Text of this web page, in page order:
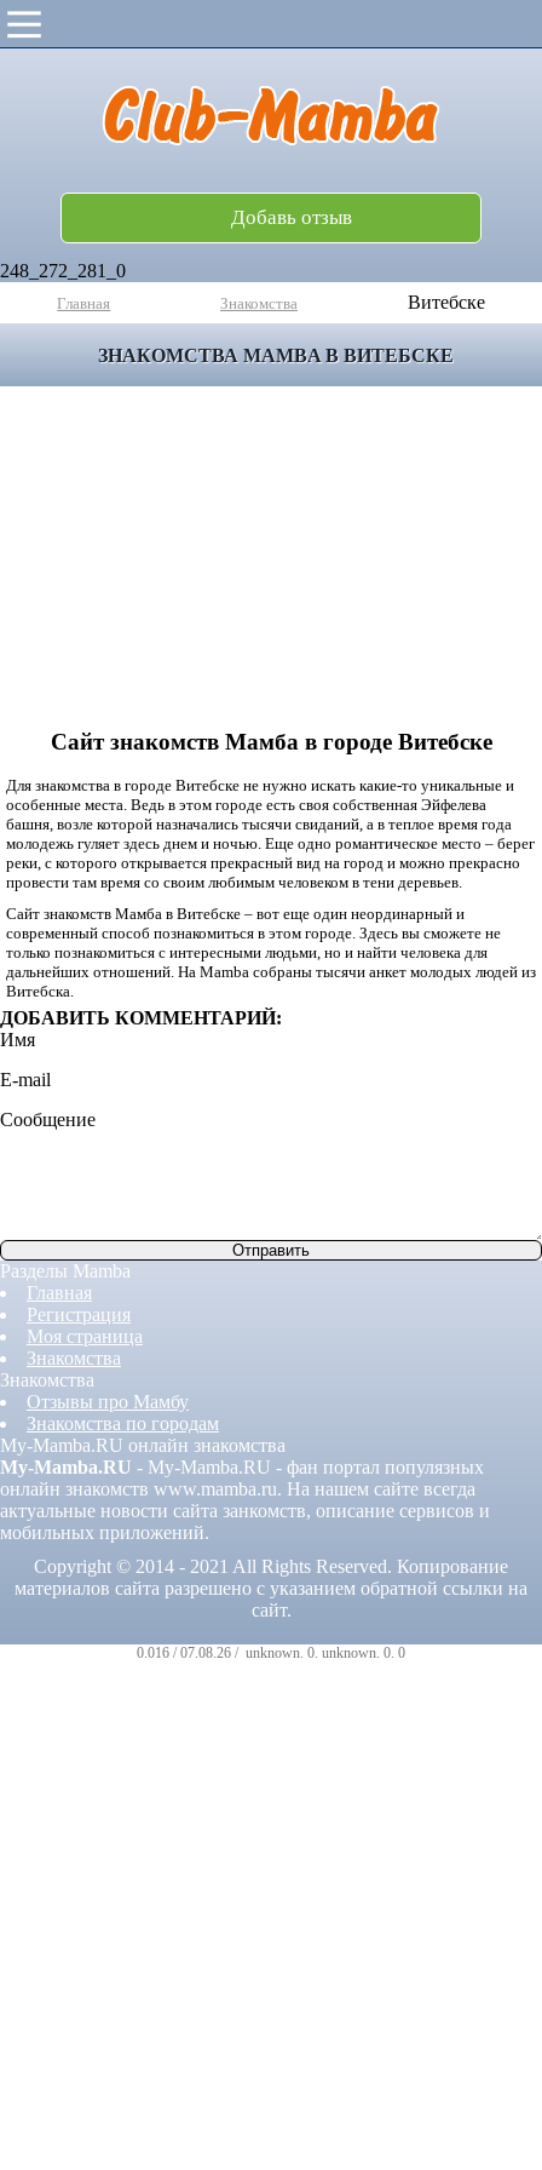
Добавь отзыв
248_272_281_0
Главная Знакомства Витебске
ЗНАКОМСТВА MAMBA В ВИТЕБСКЕ
Сайт знакомств Мамба в городе Витебске
Для знакомства в городе Витебске не нужно искать какие-то уникальные и
особенные места. Ведь в этом городе есть своя собственная Эйфелева
башня, возле которой назначались тысячи свиданий, а в теплое время года
молодежь гуляет здесь днем и ночью. Еще одно романтическое место – берег
реки, с которого открывается прекрасный вид на город и можно прекрасно
провести там время со своим любимым человеком в тени деревьев.
Сайт знакомств Мамба в Витебске – вот еще один неординарный и
современный способ познакомиться в этом городе. Здесь вы сможете не
только познакомиться с интересными людьми, но и найти человека для
дальнейших отношений. На Mamba собраны тысячи анкет молодых людей из
Витебска.
ДОБАВИТЬ КОММЕНТАРИЙ:
Имя
E-mail
Сообщение
Разделы Mamba
Главная
Регистрация
Моя страница
Знакомства
Знакомства
Отзывы про Мамбу
Знакомства по городам
My-Mamba.RU онлайн знакомства
My-Mamba.RU - My-Mamba.RU - фан портал популязных
онлайн знакомств www.mamba.ru. На нашем сайте всегда
актуальные новости сайта занкомств, описание сервисов и
мобильных приложений.
Copyright © 2014 - 2021 All Rights Reserved. Копирование
материалов сайта разрешено с указанием обратной ссылки на
сайт.
0.016 / 07.08.26 / unknown. 0. unknown. 0. 0